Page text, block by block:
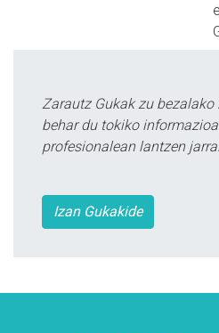
Zarautz Gukak zu bezalako
behar du tokiko
profesionalean lantzen
Izan Gukakide